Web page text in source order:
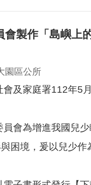
製作「島嶼上
園區公所
及家庭署112年5
會為增進我國兒
困境，爰以兒少